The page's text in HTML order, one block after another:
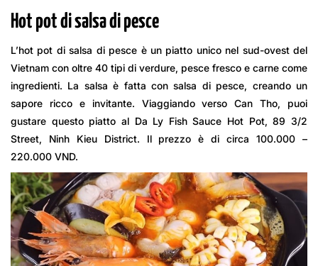
Hot pot di salsa di pesce
L’hot pot di salsa di pesce è un piatto unico nel sud-ovest del
Vietnam con oltre 40 tipi di verdure, pesce fresco e carne come
ingredienti. La salsa è fatta con salsa di pesce, creando un
sapore ricco e invitante. Viaggiando verso Can Tho, puoi
gustare questo piatto al Da Ly Fish Sauce Hot Pot, 89 3/2
Street, Ninh Kieu District. Il prezzo è di circa 100.000 –
220.000 VND.